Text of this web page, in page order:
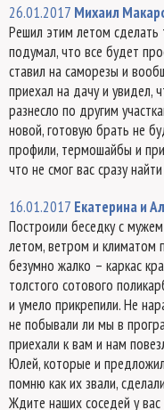
26.01.2017 Михаил
Решил этим летом сделать
подумал, что все будет
ставил на саморезы и
приехал на дачу и увидел,
разнесло по другим
новой, готовую брать не
профили, термошайбы и
что не смог вас сразу
16.01.2017 Екатерина и
Построили беседку с
летом, ветром и климатом
безумно жалко – каркас
толстого сотового
и умело прикрепили. Не
не побывали ли мы в
приехали к вам и нам
Юлей, которые и
помню как их звали,
Ждите наших соседей у вас